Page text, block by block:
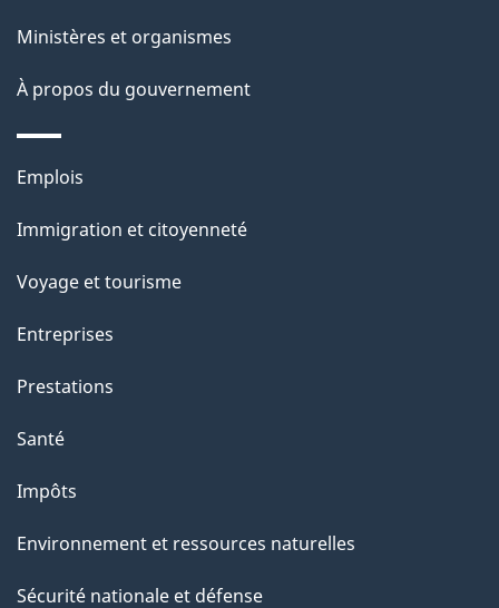
p
a
Ministères et organismes
À propos du gouvernement
Thèmes
sujets
Emplois
Immigration et citoyenneté
Voyage et tourisme
Entreprises
Prestations
Santé
Impôts
Environnement et ressources naturelles
Sécurité nationale et défense